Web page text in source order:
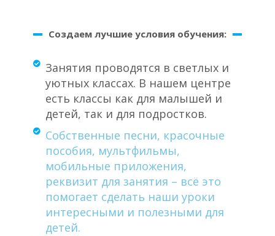
Создаем лучшие условия обучения:
Занятия проводятся в светлых и
уютных классах. В нашем центре
есть классы как для малышей и
детей, так и для подростков.
Собственные песни, красочные
пособия, мультфильмы,
мобильные приложения,
реквизит для занятия – всё это
помогает сделать наши уроки
интересными и полезными для
детей.